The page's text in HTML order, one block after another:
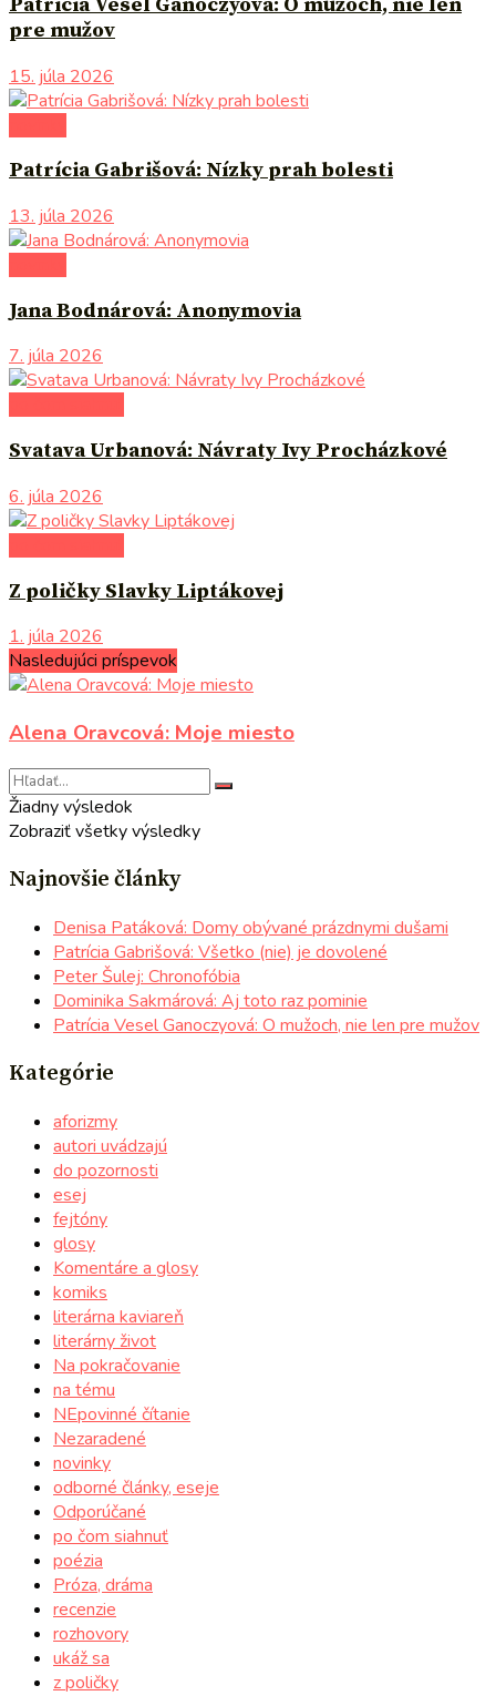
pre mužov
15. júla 2026
Patrícia Gabrišová: Nízky prah bolesti
13. júla 2026
Jana Bodnárová: Anonymovia
7. júla 2026
Svatava Urbanová: Návraty Ivy Procházkové
6. júla 2026
Z poličky Slavky Liptákovej
1. júla 2026
Nasledujúci príspevok
Alena Oravcová: Moje miesto
Žiadny výsledok
Zobraziť všetky výsledky
Najnovšie články
Denisa Patáková: Domy obývané prázdnymi dušami
Patrícia Gabrišová: Všetko (nie) je dovolené
Peter Šulej: Chronofóbia
Dominika Sakmárová: Aj toto raz pominie
Patrícia Vesel Ganoczyová: O mužoch, nie len pre mužov
Kategórie
aforizmy
autori uvádzajú
do pozornosti
esej
fejtóny
glosy
Komentáre a glosy
komiks
literárna kaviareň
literárny život
Na pokračovanie
na tému
NEpovinné čítanie
Nezaradené
novinky
odborné články, eseje
Odporúčané
po čom siahnuť
poézia
Próza, dráma
recenzie
rozhovory
ukáž sa
z poličky